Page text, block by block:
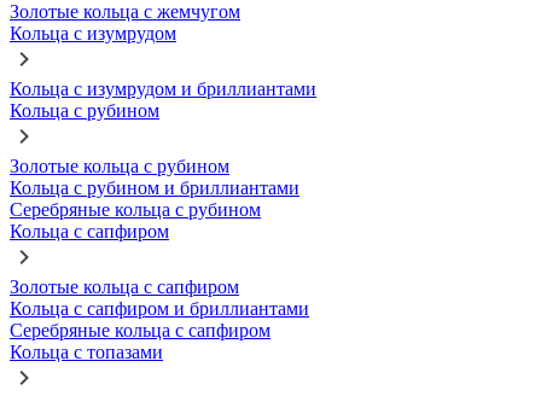
Золотые кольца с жемчугом
Кольца с изумрудом
Кольца с изумрудом и бриллиантами
Кольца с рубином
Золотые кольца с рубином
Кольца с рубином и бриллиантами
Серебряные кольца с рубином
Кольца с сапфиром
Золотые кольца с сапфиром
Кольца с сапфиром и бриллиантами
Серебряные кольца с сапфиром
Кольца с топазами